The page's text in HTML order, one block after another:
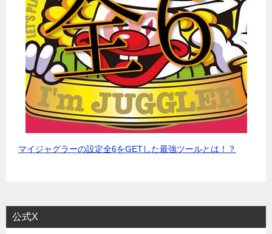
マイジャグラーの設定全6をGETした最強ツールとは！？
公式X